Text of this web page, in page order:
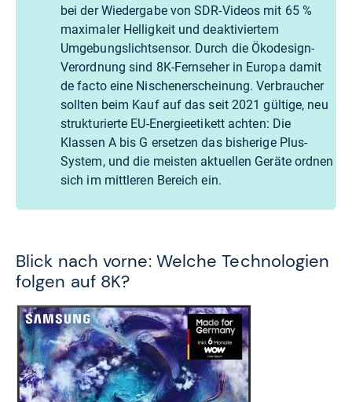
bei der Wiedergabe von SDR-Videos mit 65 %
maximaler Helligkeit und deaktiviertem
Umgebungslichtsensor. Durch die Ökodesign-
Verordnung sind 8K-Fernseher in Europa damit
de facto eine Nischenerscheinung. Verbraucher
sollten beim Kauf auf das seit 2021 gültige, neu
strukturierte EU-Energieetikett achten: Die
Klassen A bis G ersetzen das bisherige Plus-
System, und die meisten aktuellen Geräte ordnen
sich im mittleren Bereich ein.
Blick nach vorne: Welche Technologien
folgen auf 8K?